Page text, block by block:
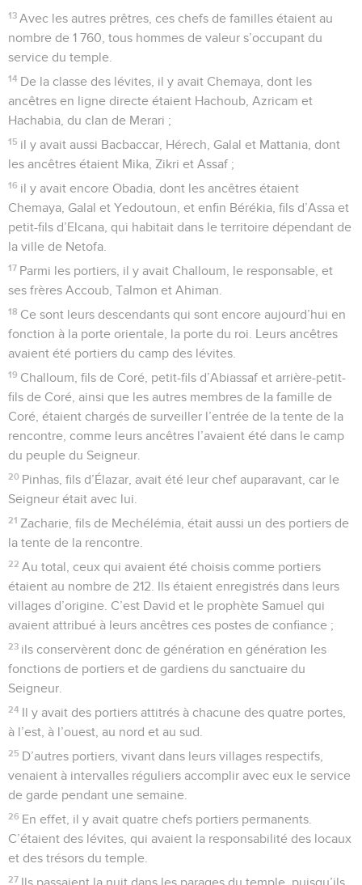
13 Avec les autres prêtres, ces chefs de familles étaient au
nombre de 1 760, tous hommes de valeur s’occupant du
service du temple.
14 De la classe des lévites, il y avait Chemaya, dont les
ancêtres en ligne directe étaient Hachoub, Azricam et
Hachabia, du clan de Merari ;
15 il y avait aussi Bacbaccar, Hérech, Galal et Mattania, dont
les ancêtres étaient Mika, Zikri et Assaf ;
16 il y avait encore Obadia, dont les ancêtres étaient
Chemaya, Galal et Yedoutoun, et enfin Bérékia, fils d’Assa et
petit-fils d’Elcana, qui habitait dans le territoire dépendant de
la ville de Netofa.
17 Parmi les portiers, il y avait Challoum, le responsable, et
ses frères Accoub, Talmon et Ahiman.
18 Ce sont leurs descendants qui sont encore aujourd’hui en
fonction à la porte orientale, la porte du roi. Leurs ancêtres
avaient été portiers du camp des lévites.
19 Challoum, fils de Coré, petit-fils d’Abiassaf et arrière-petit-
fils de Coré, ainsi que les autres membres de la famille de
Coré, étaient chargés de surveiller l’entrée de la tente de la
rencontre, comme leurs ancêtres l’avaient été dans le camp
du peuple du Seigneur.
20 Pinhas, fils d’Élazar, avait été leur chef auparavant, car le
Seigneur était avec lui.
21 Zacharie, fils de Mechélémia, était aussi un des portiers de
la tente de la rencontre.
22 Au total, ceux qui avaient été choisis comme portiers
étaient au nombre de 212. Ils étaient enregistrés dans leurs
villages d’origine. C’est David et le prophète Samuel qui
avaient attribué à leurs ancêtres ces postes de confiance ;
23 ils conservèrent donc de génération en génération les
fonctions de portiers et de gardiens du sanctuaire du
Seigneur.
24 Il y avait des portiers attitrés à chacune des quatre portes,
à l’est, à l’ouest, au nord et au sud.
25 D’autres portiers, vivant dans leurs villages respectifs,
venaient à intervalles réguliers accomplir avec eux le service
de garde pendant une semaine.
26 En effet, il y avait quatre chefs portiers permanents.
C’étaient des lévites, qui avaient la responsabilité des locaux
et des trésors du temple.
27 Ils passaient la nuit dans les parages du temple, puisqu’ils